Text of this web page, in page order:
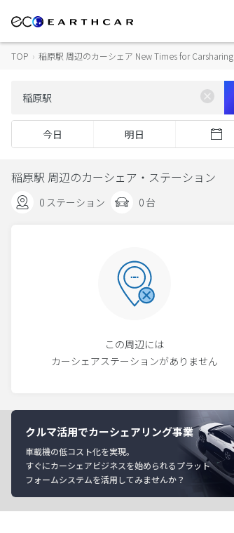
TOP › 稲原駅 周辺のカーシェア New Times for Carsharing
今日 明日
稲原駅 周辺のカーシェア・ステーション
0 ステーション 0 台
この周辺には
カーシェアステーションがありません
クルマ活用でカーシェアリング事業
車載機の低コスト化を実現。
すぐにカーシェアビジネスを始められるプラット
フォームシステムを活用してみませんか？